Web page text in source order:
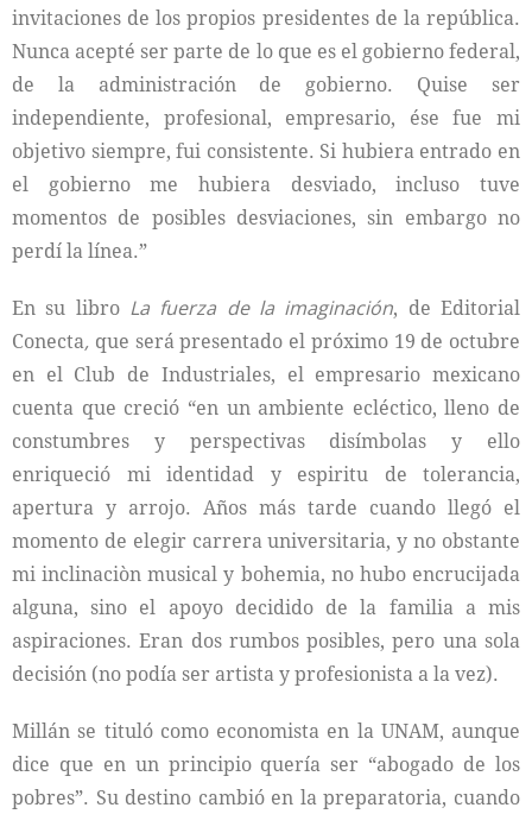
invitaciones de los propios presidentes de la república.
Nunca acepté ser parte de lo que es el gobierno federal,
de la administración de gobierno. Quise ser
independiente, profesional, empresario, ése fue mi
objetivo siempre, fui consistente. Si hubiera entrado en
el gobierno me hubiera desviado, incluso tuve
momentos de posibles desviaciones, sin embargo no
perdí la línea.”
En su libro La fuerza de la imaginación, de Editorial
Conecta, que será presentado el próximo 19 de octubre
en el Club de Industriales, el empresario mexicano
cuenta que creció “en un ambiente ecléctico, lleno de
constumbres y perspectivas disímbolas y ello
enriqueció mi identidad y espiritu de tolerancia,
apertura y arrojo. Años más tarde cuando llegó el
momento de elegir carrera universitaria, y no obstante
mi inclinaciòn musical y bohemia, no hubo encrucijada
alguna, sino el apoyo decidido de la familia a mis
aspiraciones. Eran dos rumbos posibles, pero una sola
decisión (no podía ser artista y profesionista a la vez).
Millán se tituló como economista en la UNAM, aunque
dice que en un principio quería ser “abogado de los
pobres”. Su destino cambió en la preparatoria, cuando